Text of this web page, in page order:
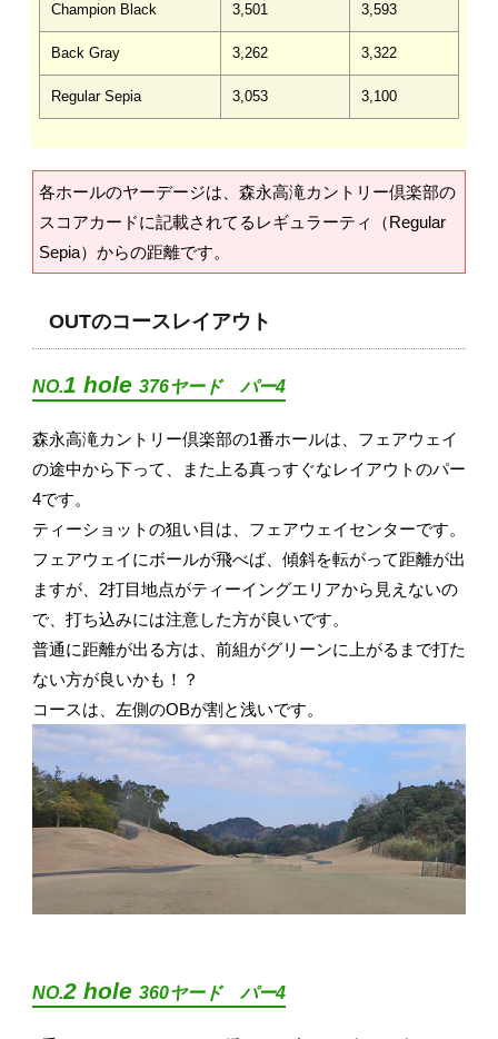
Champion Black 3,501 3,593
Back Gray 3,262 3,322
Regular Sepia 3,053 3,100
各ホールのヤーデージは、森永高滝カントリー倶楽部の
スコアカードに記載されてるレギュラーティ（Regular
Sepia）からの距離です。
OUTのコースレイアウト
NO.1 hole 376ヤード パー4
森永高滝カントリー倶楽部の1番ホールは、フェアウェイ
の途中から下って、また上る真っすぐなレイアウトのパー
4です。
ティーショットの狙い目は、フェアウェイセンターです。
フェアウェイにボールが飛べば、傾斜を転がって距離が出
ますが、2打目地点がティーイングエリアから見えないの
で、打ち込みには注意した方が良いです。
普通に距離が出る方は、前組がグリーンに上がるまで打た
ない方が良いかも！？
コースは、左側のOBが割と浅いです。
NO.2 hole 360ヤード パー4